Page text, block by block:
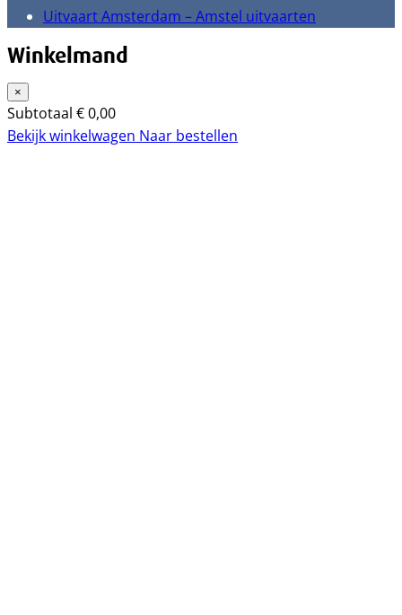
Uitvaart Amsterdam – Amstel uitvaarten
Winkelmand
×
Subtotaal €0,00
Bekijk winkelwagen Naar bestellen